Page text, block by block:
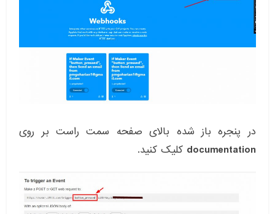
در پنجره باز شده بالای صفحه سمت راست بر روی
documentation کلیک کنید.